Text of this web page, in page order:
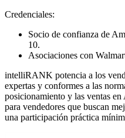
Credenciales:
Socio de confianza de
10.
Asociaciones con
intelliRANK potencia a los
expertas y conformes a las
posicionamiento y las ventas
para vendedores que buscan
una participación práctica